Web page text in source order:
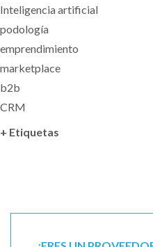
Inteligencia artificial
podología
emprendimiento
marketplace
b2b
CRM
+ Etiquetas